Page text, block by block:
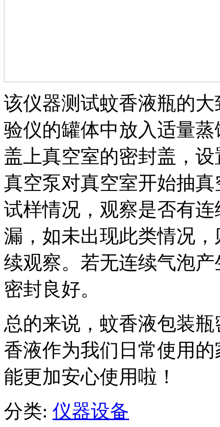
该仪器测试蚊香液瓶的
验仪的罐体中放入适量
盖上真空室的密封盖，
真空泵对真空室开始抽
试样情况，观察是否有
漏，如未出现此类情况
续观察。若无连续气泡
密封良好。
总的来说，蚊香液包装
香液作为我们日常使用
能更加安心使用啦！
分类: 仪器设备